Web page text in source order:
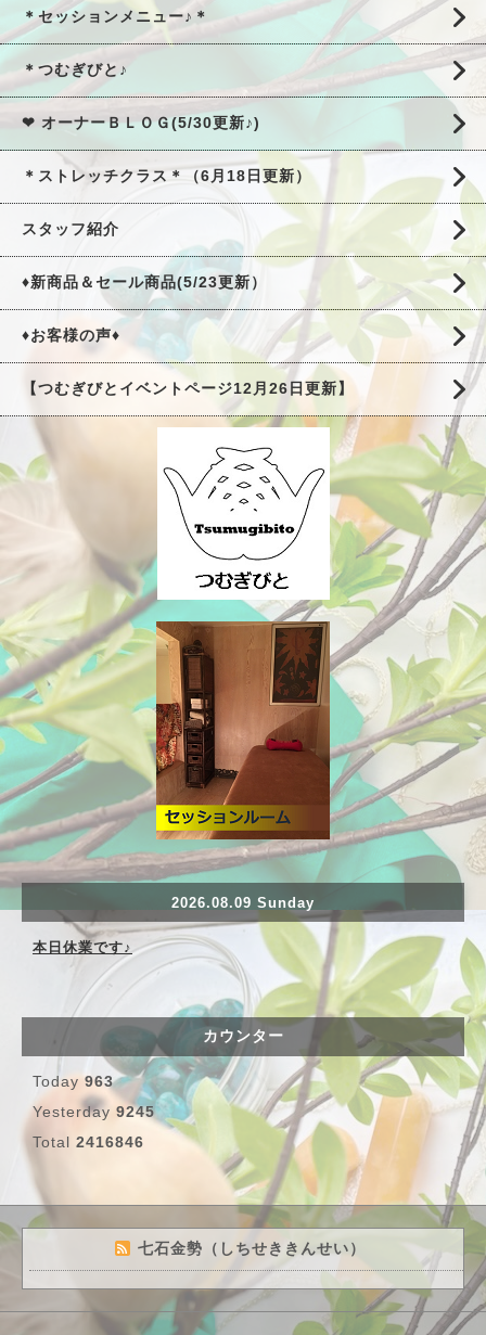
＊セッションメニュー♪＊
＊つむぎびと♪
❤ オーナーＢＬＯＧ(5/30更新♪)
＊ストレッチクラス＊（6月18日更新）
スタッフ紹介
♦新商品＆セール商品(5/23更新）
♦お客様の声♦
【つむぎびとイベントページ12月26日更新】
2026.08.09 Sunday
本日休業です♪
カウンター
Today 963
Yesterday 9245
Total 2416846
七石金勢（しちせききんせい）